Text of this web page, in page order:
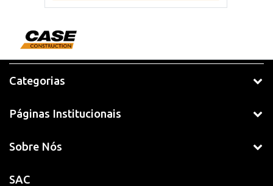
Categorias
Páginas Institucionais
Sobre Nós
SAC